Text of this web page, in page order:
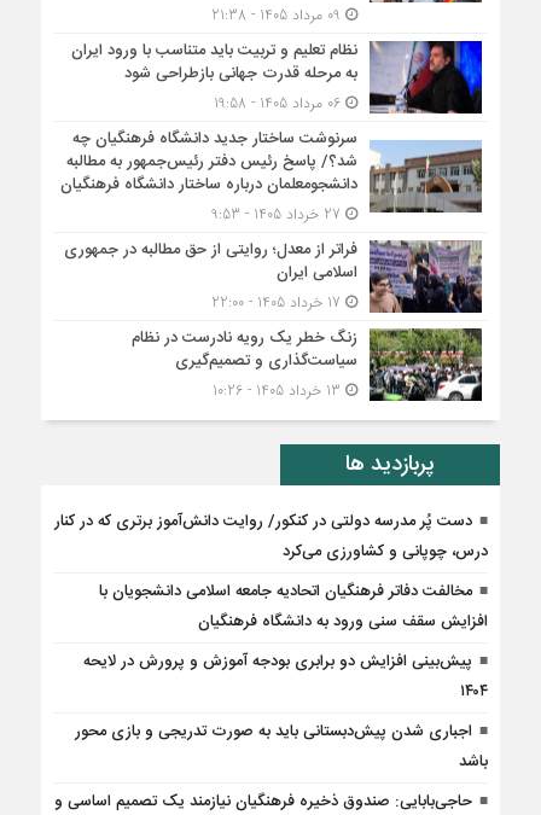
نظام تعلیم و تربیت باید متناسب با ورود ایران
به مرحله قدرت جهانی بازطراحی شود
06 مرداد 1405 - 19:58
سرنوشت ساختار جدید دانشگاه فرهنگیان چه
شد؟/ پاسخ رئیس دفتر رئیس‌جمهور به مطالبه
دانشجومعلمان درباره ساختار دانشگاه فرهنگیان
فراتر از معدل؛ روایتی از حق مطالبه در جمهوری
اسلامی ایران
زنگ خطر یک رویه نادرست در نظام
سیاست‌گذاری و تصمیم‌گیری
پربازدید ها
دست پُر مدرسه دولتی در کنکور/ روایت دانش‌آموز برتری که در کنار
درس، چوپانی و کشاورزی می‌کرد
مخالفت دفاتر فرهنگیان اتحادیه جامعه اسلامی دانشجویان با
افزایش سقف سنی ورود به دانشگاه فرهنگیان
پیش‌بینی افزایش دو برابری بودجه آموزش و پرورش در لایحه
۱۴۰۴
اجباری شدن پیش‌دبستانی باید به صورت تدریجی و بازی محور
باشد
حاجی‌بابایی: صندوق ذخیره فرهنگیان نیازمند یک تصمیم اساسی و